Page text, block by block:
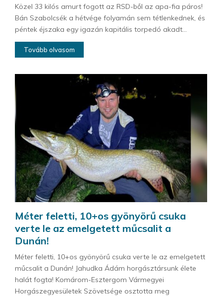
Közel 33 kilós amurt fogott az RSD-ből az apa-fia páros!
Bán Szabolcsék a hétvége folyamán sem tétlenkednek, és
péntek éjszaka egy igazán kapitális torpedó akadt...
Tovább olvasom
Méter feletti, 10+os gyönyörű csuka
verte le az emelgetett műcsalit a
Dunán!
Méter feletti, 10+os gyönyörű csuka verte le az emelgetett
műcsalit a Dunán! Jahudka Ádám horgásztársunk élete
halát fogta! Komárom-Esztergom Vármegyei
Horgászegyesületek Szövetsége osztotta meg